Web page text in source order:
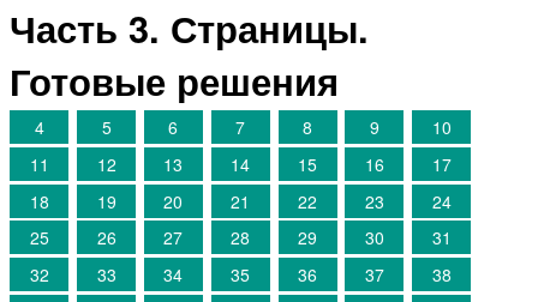
Часть 3. Страницы.
Готовые решения
4 5 6 7 8 9
10
11
12 13 14 15 16
17
18
19 20 21 22 23
24
25
26 27 28 29 30
31
32
33 34 35 36 37
38